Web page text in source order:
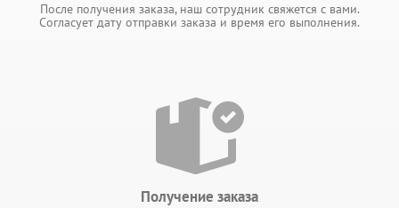
После получения заказа, наш сотрудник свяжется с вами.
Согласует дату отправки заказа и время его выполнения.
Получение заказа